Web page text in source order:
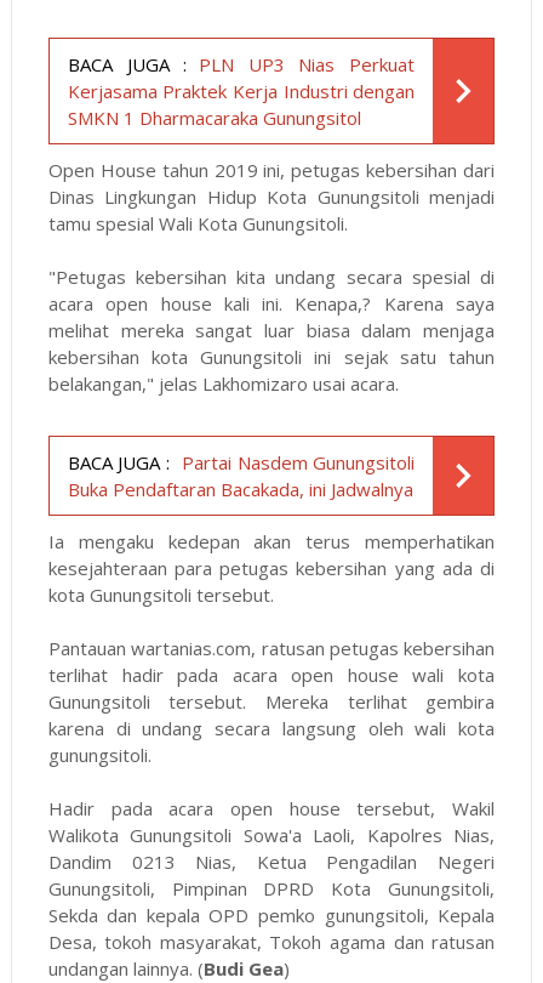
BACA JUGA : PLN UP3 Nias Perkuat
Kerjasama Praktek Kerja Industri dengan
SMKN 1 Dharmacaraka Gunungsitol
Open House tahun 2019 ini, petugas kebersihan dari
Dinas Lingkungan Hidup Kota Gunungsitoli menjadi
tamu spesial Wali Kota Gunungsitoli.
"Petugas kebersihan kita undang secara spesial di
acara open house kali ini. Kenapa,? Karena saya
melihat mereka sangat luar biasa dalam menjaga
kebersihan kota Gunungsitoli ini sejak satu tahun
belakangan," jelas Lakhomizaro usai acara.
BACA JUGA : Partai Nasdem Gunungsitoli
Buka Pendaftaran Bacakada, ini Jadwalnya
Ia mengaku kedepan akan terus memperhatikan
kesejahteraan para petugas kebersihan yang ada di
kota Gunungsitoli tersebut.
Pantauanwartanias.com, ratusan petugas kebersihan
terlihat hadir pada acara open house wali kota
Gunungsitoli tersebut. Mereka terlihat gembira
karena di undang secara langsung oleh wali kota
gunungsitoli.
Hadir pada acara open house tersebut, Wakil
Walikota Gunungsitoli Sowa'a Laoli, Kapolres Nias,
Dandim 0213 Nias, Ketua Pengadilan Negeri
Gunungsitoli, Pimpinan DPRD Kota Gunungsitoli,
Sekda dan kepala OPD pemko gunungsitoli, Kepala
Desa, tokoh masyarakat, Tokoh agama dan ratusan
undangan lainnya. (Budi Gea)